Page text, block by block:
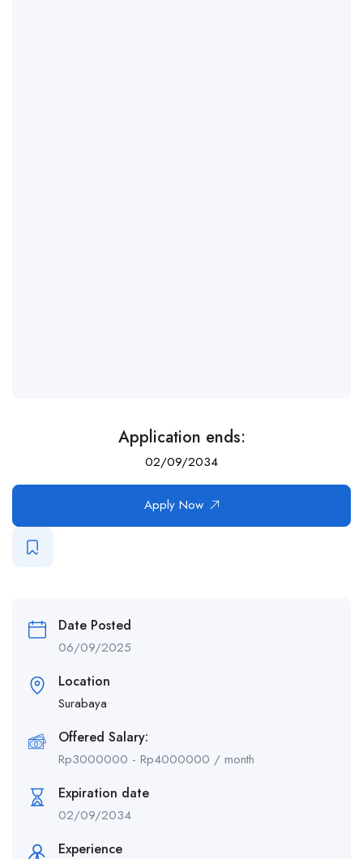
Application ends:
02/09/2034
Apply Now
Date Posted
06/09/2025
Location
Surabaya
Offered Salary:
Rp3000000 - Rp4000000 / month
Expiration date
02/09/2034
Experience